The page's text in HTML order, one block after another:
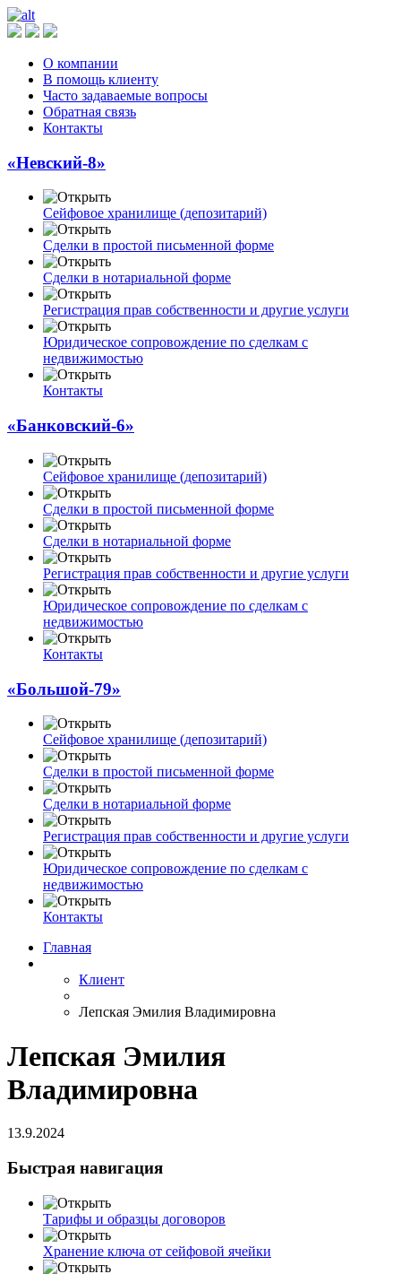
О компании
В помощь клиенту
Часто задаваемые вопросы
Обратная связь
Контакты
«Невский-8»
Сейфовое хранилище (депозитарий)
Сделки в простой письменной форме
Сделки в нотариальной форме
Регистрация прав собственности и другие услуги
Юридическое сопровождение по сделкам с
недвижимостью
Контакты
«Банковский-6»
Сейфовое хранилище (депозитарий)
Сделки в простой письменной форме
Сделки в нотариальной форме
Регистрация прав собственности и другие услуги
Юридическое сопровождение по сделкам с
недвижимостью
Контакты
«Большой-79»
Сейфовое хранилище (депозитарий)
Сделки в простой письменной форме
Сделки в нотариальной форме
Регистрация прав собственности и другие услуги
Юридическое сопровождение по сделкам с
недвижимостью
Контакты
Главная
Клиент
Лепская Эмилия Владимировна
Лепская Эмилия
Владимировна
13.9.2024
Быстрая навигация
Тарифы и образцы договоров
Хранение ключа от сейфовой ячейки